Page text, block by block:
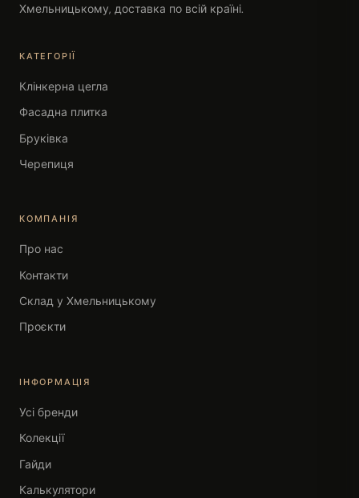
Хмельницькому, доставка по всій країні.
КАТЕГОРІЇ
Клінкерна цегла
Фасадна плитка
Бруківка
Черепиця
КОМПАНІЯ
Про нас
Контакти
Склад у Хмельницькому
Проєкти
ІНФОРМАЦІЯ
Усі бренди
Колекції
Гайди
Калькулятори